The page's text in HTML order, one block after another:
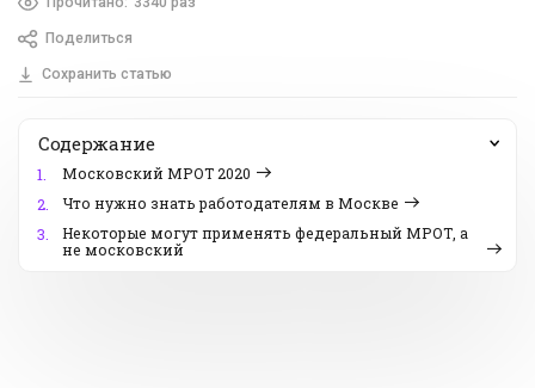
Поделиться
Сохранить статью
Содержание
1.
Московский МРОТ 2020
2.
Что нужно знать работодателям в Москве
3.
Некоторые могут применять федеральный МРОТ, а
не московский